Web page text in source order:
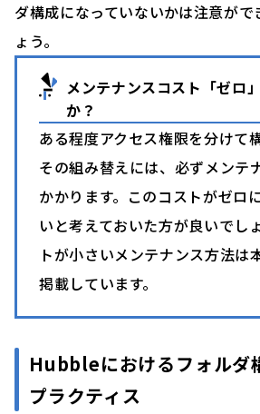
ダ構成になっていないかは注意が
ょう。
メンテナンスコスト「ゼロ
か？
ある程度アクセス権限を分けて
その組み替えには、必ずメンテ
かかります。このコストがゼロ
いと考えておいた方が良いでし
トが小さいメンテナンス方法は
掲載しています。
Hubbleにおけるフォルダ
プラクティス